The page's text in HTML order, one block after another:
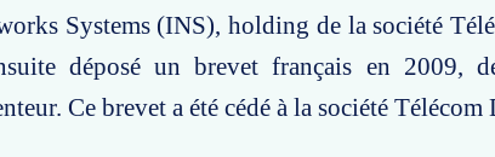
Systems (INS), holding de la société
déposé un brevet français en 2009,
Ce brevet a été cédé à la société Télécom